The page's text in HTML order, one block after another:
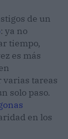
de un
: ya no
tiempo,
es más
tareas
solo paso.
en los